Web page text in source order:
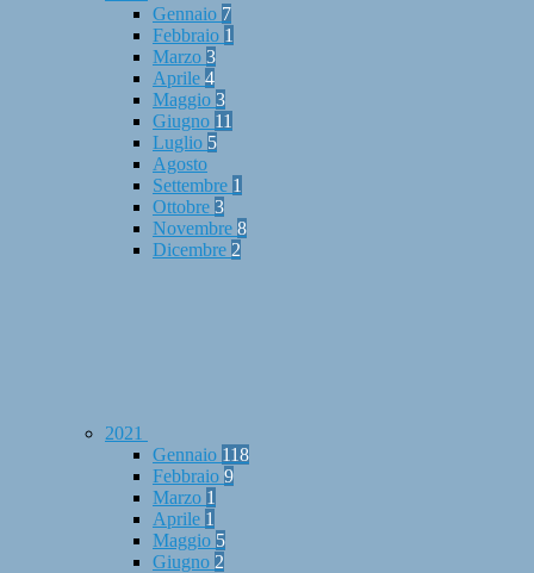
Gennaio 7
Febbraio 1
Marzo 3
Aprile 4
Maggio 3
Giugno 11
Luglio 5
Agosto
Settembre 1
Ottobre 3
Novembre 8
Dicembre 2
2021
Gennaio 118
Febbraio 9
Marzo 1
Aprile 1
Maggio 5
Giugno 2